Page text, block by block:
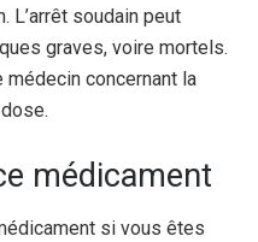
L’arrêt soudain peut
graves, voire mortels.
concernant la
médicament
si vous êtes